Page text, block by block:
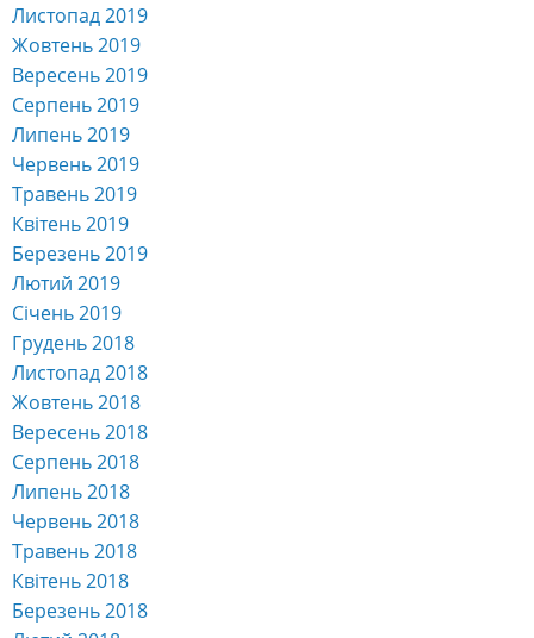
Листопад 2019
Жовтень 2019
Вересень 2019
Серпень 2019
Липень 2019
Червень 2019
Травень 2019
Квітень 2019
Березень 2019
Лютий 2019
Січень 2019
Грудень 2018
Листопад 2018
Жовтень 2018
Вересень 2018
Серпень 2018
Липень 2018
Червень 2018
Травень 2018
Квітень 2018
Березень 2018